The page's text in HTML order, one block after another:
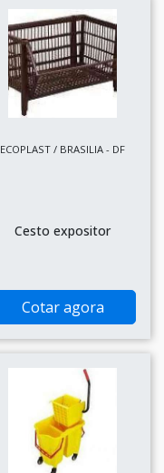
ECOPLAST / BRASILIA - DF
Cesto expositor
Cotar agora